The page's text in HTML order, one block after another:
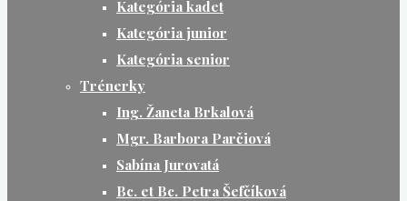
Kategória kadet
Kategória junior
Kategória senior
Trénerky
Ing. Žaneta Brkalová
Mgr. Barbora Parčiová
Sabína Jurovatá
Bc. et Bc. Petra Šefčíková